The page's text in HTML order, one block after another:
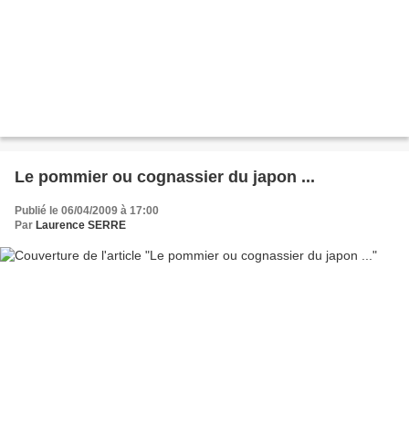
Le pommier ou cognassier du japon ...
Publié le 06/04/2009 à 17:00
Par Laurence SERRE